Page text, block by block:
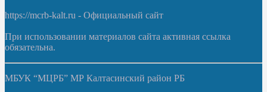
https://mcrb-kalt.ru - Официальный сайт
При использовании материалов сайта активная ссылка
обязательна.
МБУК “МЦРБ” МР Калтасинский район РБ